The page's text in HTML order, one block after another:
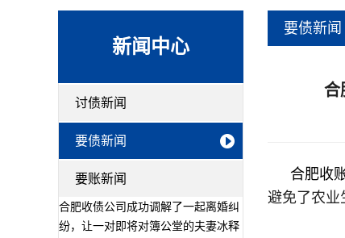
新闻中心
讨债新闻
要债新闻
要账新闻
合肥收债公司成功调解了一起离婚纠
纷，让一对即将对簿公堂的夫妻冰释
要债新闻
合
合肥收
避免了农业